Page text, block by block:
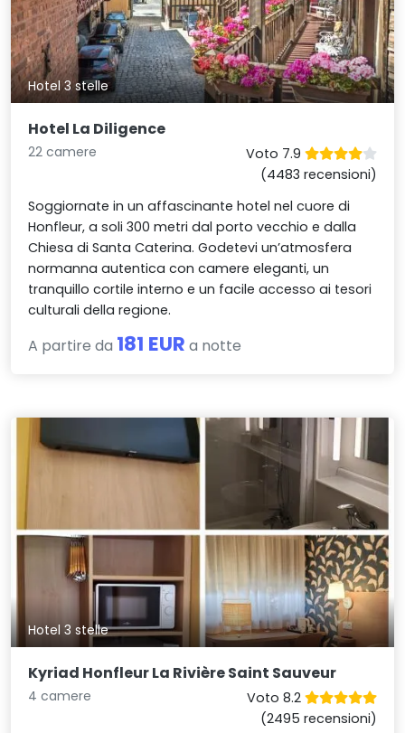
Hotel 3 stelle
Hotel La Diligence
22 camere
Voto 7.9
(4483 recensioni)
Soggiornate in un affascinante hotel nel cuore di
Honfleur, a soli 300 metri dal porto vecchio e dalla
Chiesa di Santa Caterina. Godetevi un’atmosfera
normanna autentica con camere eleganti, un
tranquillo cortile interno e un facile accesso ai tesori
culturali della regione.
A partire da 181 EUR a notte
Hotel 3 stelle
Kyriad Honfleur La Rivière Saint Sauveur
4 camere
Voto 8.2
(2495 recensioni)